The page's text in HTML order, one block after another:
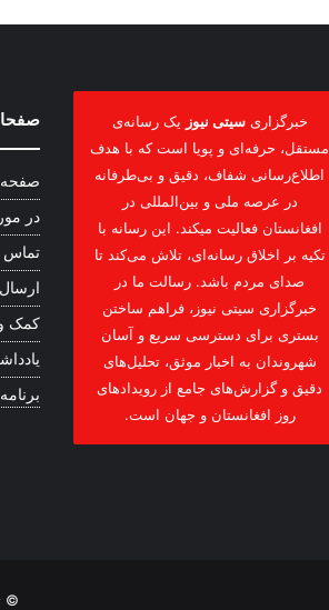
خبرگزاریسیتی نیوز یک رسانه‌ی
مستقل، حرفه‌ای و پویا است که با هدف
اطلاع‌رسانی شفاف، دقیق و بی‌طرفانه
در عرصه ملی و بین‌المللی در
افغانستان فعالیت میکند. این رسانه با
تکیه بر اخلاق رسانه‌ای، تلاش می‌کند تا
صدای مردم باشد. رسالت ما در
خبرگزاری سیتی نیوز، فراهم ساختن
بستری برای دسترسی سریع و آسان
شهروندان به اخبار موثق، تحلیل‌های
دقیق و گزارش‌های جامع از رویدادهای
روز افغانستان و جهان است.
در
تماس
کمک
©